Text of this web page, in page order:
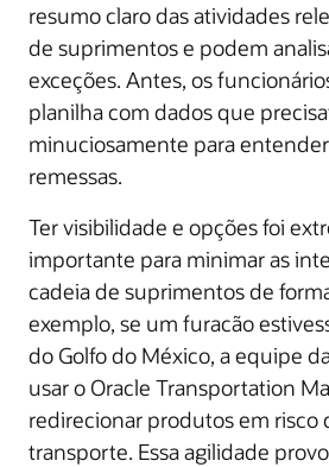
resumo claro das atividades
de suprimentos e podem
exceções. Antes, os
planilha com dados que
minuciosamente para
remessas.
Ter visibilidade e opções foi
importante para minimar as
cadeia de suprimentos de
exemplo, se um furacão
do Golfo do México, a equipe
usar o Oracle Transportation
redirecionar produtos em risco
transporte. Essa agilidade